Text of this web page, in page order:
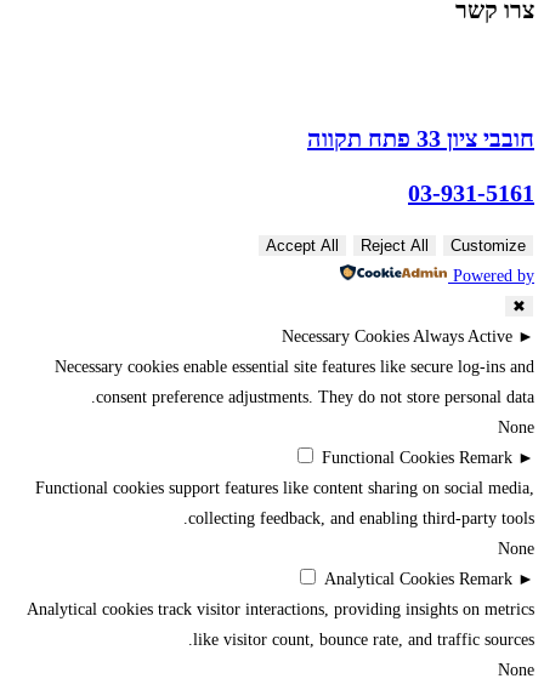
צרו קשר
חובבי ציון 33 פתח תקווה
03-931-5161
Customize
Reject All
Accept All
Powered by
✖
►
Necessary Cookies Always Active
Necessary cookies enable essential site features like secure log-ins and
consent preference adjustments. They do not store personal data.
None
►
Functional Cookies Remark
Functional cookies support features like content sharing on social media,
collecting feedback, and enabling third-party tools.
None
►
Analytical Cookies Remark
Analytical cookies track visitor interactions, providing insights on metrics
like visitor count, bounce rate, and traffic sources.
None